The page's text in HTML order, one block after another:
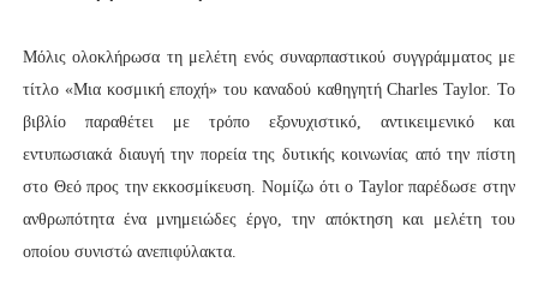
Μόλις ολοκλήρωσα τη μελέτη ενός συναρπαστικού συγγράμματος με
τίτλο «Μια κοσμική εποχή» του καναδού καθηγητή Charles Taylor. Το
βιβλίο παραθέτει με τρόπο εξονυχιστικό, αντικειμενικό και
εντυπωσιακά διαυγή την πορεία της δυτικής κοινωνίας από την πίστη
στο Θεό προς την εκκοσμίκευση. Νομίζω ότι ο Taylor παρέδωσε στην
ανθρωπότητα ένα μνημειώδες έργο, την απόκτηση και μελέτη του
οποίου συνιστώ ανεπιφύλακτα.